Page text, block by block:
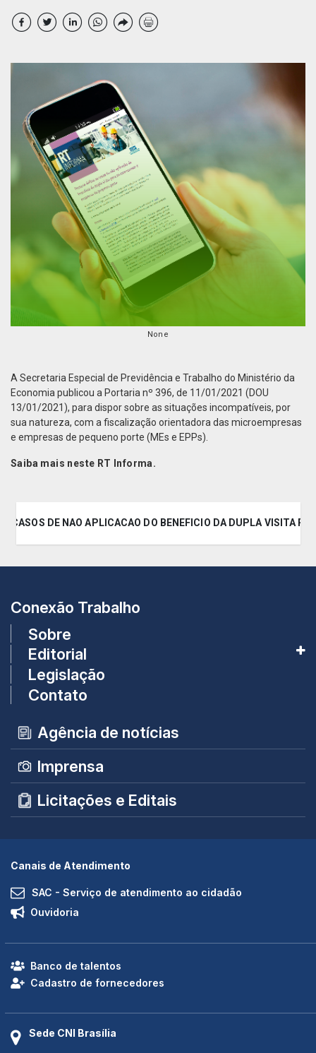
None
A Secretaria Especial de Previdência e Trabalho do Ministério da
Economia publicou a Portaria nº 396, de 11/01/2021 (DOU
13/01/2021), para dispor sobre as situações incompatíveis, por
sua natureza, com a fiscalização orientadora das microempresas
e empresas de pequeno porte (MEs e EPPs).
Saiba mais neste RT Informa.
CASOS DE NAO APLICACAO DO BENEFICIO DA DUPLA VISITA
Conexão Trabalho
Sobre
Editorial
Legislação
Contato
Agência de notícias
Imprensa
Licitações e Editais
Canais de Atendimento
SAC - Serviço de atendimento ao cidadão
Ouvidoria
Banco de talentos
Cadastro de fornecedores
Sede CNI Brasília